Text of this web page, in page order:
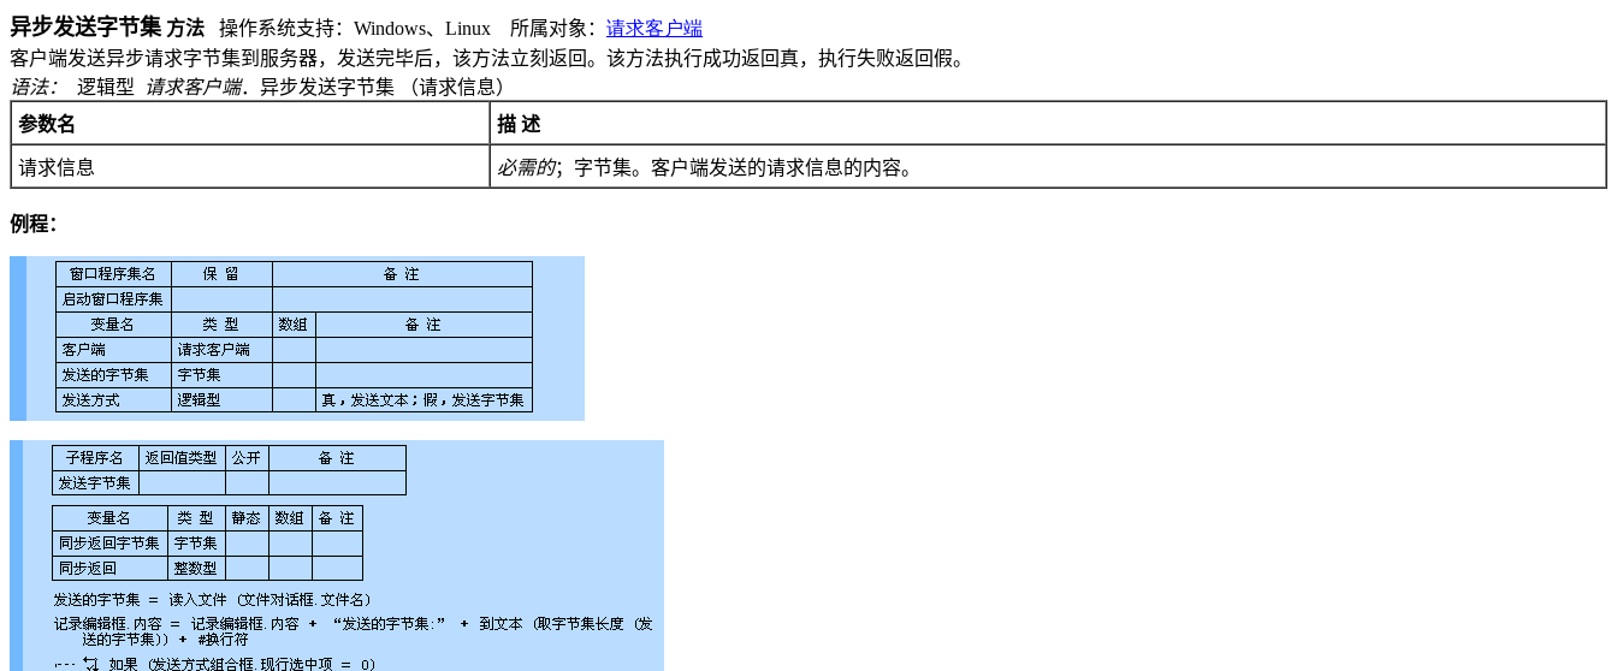
异步发送字节集 方法 操作系统支持： Windows、 Linux 所属对象： 请求客户端
客户端发送异步请求字节集到服务器，发送完毕后，该方法立刻返回。该方法执行成功返回真，执行失败返回假。
语法：
逻辑型 请求客户端．异步发送字节集 （请求信息）
参数名
描 述
请求信息 必需的；字节集。客户端发送的请求信息的内容。
例程：